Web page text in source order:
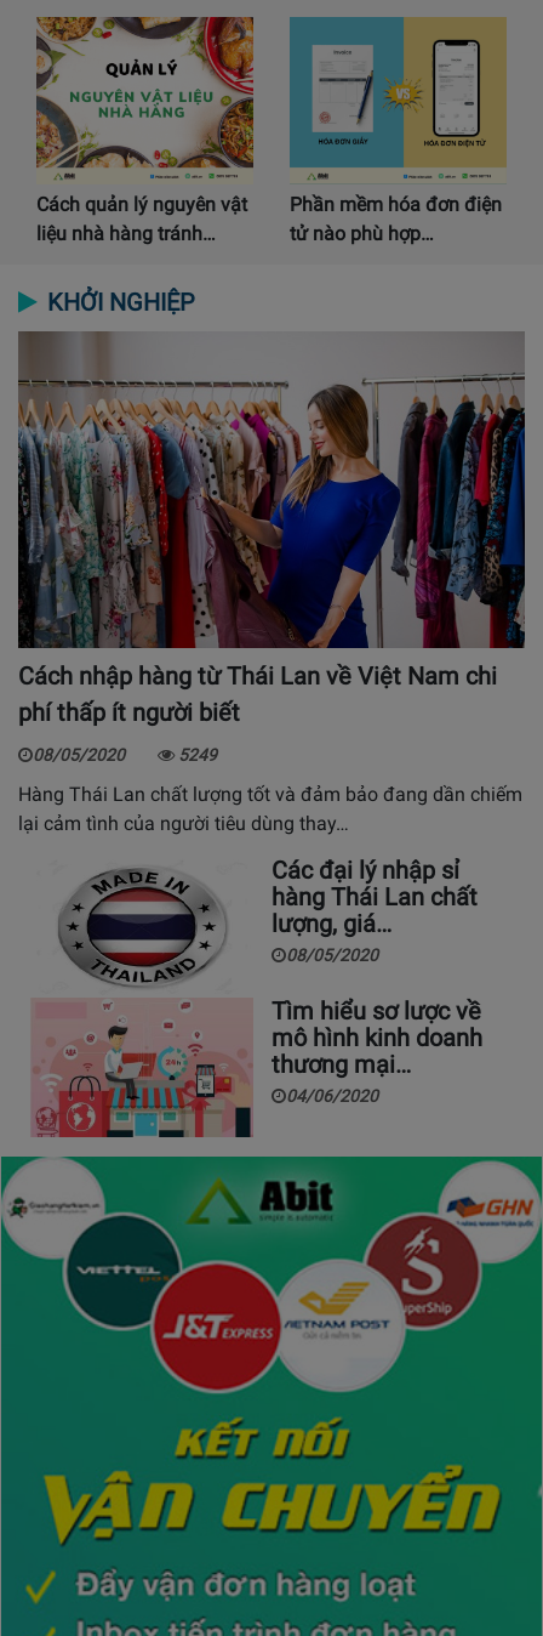
Cách quản lý nguyên vật
liệu nhà hàng tránh…
Phần mềm hóa đơn điện
tử nào phù hợp…
KHỞI NGHIỆP
Cách nhập hàng từ Thái Lan về Việt Nam chi
phí thấp ít người biết
08/05/2020 5249
Hàng Thái Lan chất lượng tốt và đảm bảo đang dần chiếm
lại cảm tình của người tiêu dùng thay…
Các đại lý nhập sỉ
hàng Thái Lan chất
lượng, giá…
08/05/2020
Tìm hiểu sơ lược về
mô hình kinh doanh
thương mại…
04/06/2020